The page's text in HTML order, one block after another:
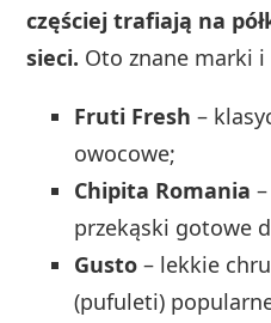
częściej trafiają na
sieci. Oto znane marki
Fruti Fresh –
owocowe;
Chipita Romania
przekąski gotowe
Gusto – lekkie
(pufuleti)